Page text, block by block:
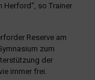
so Trainer
Reserve am
zum
der
immer frei.